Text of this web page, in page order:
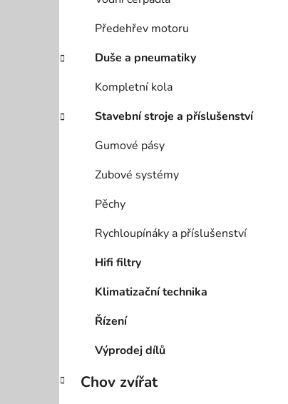
Předehřev motoru
Duše a pneumatiky
Kompletní kola
Stavební stroje a příslušenství
Gumové pásy
Zubové systémy
Pěchy
Rychloupínáky a příslušenství
Hifi filtry
Klimatizační technika
Řízení
Výprodej dílů
Chov zvířat